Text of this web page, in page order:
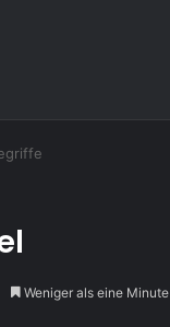
Weniger als eine Minute